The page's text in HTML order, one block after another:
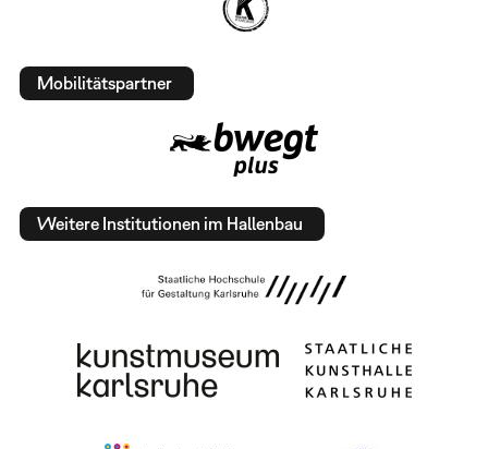
Mobilitätspartner
Weitere Institutionen im Hallenbau